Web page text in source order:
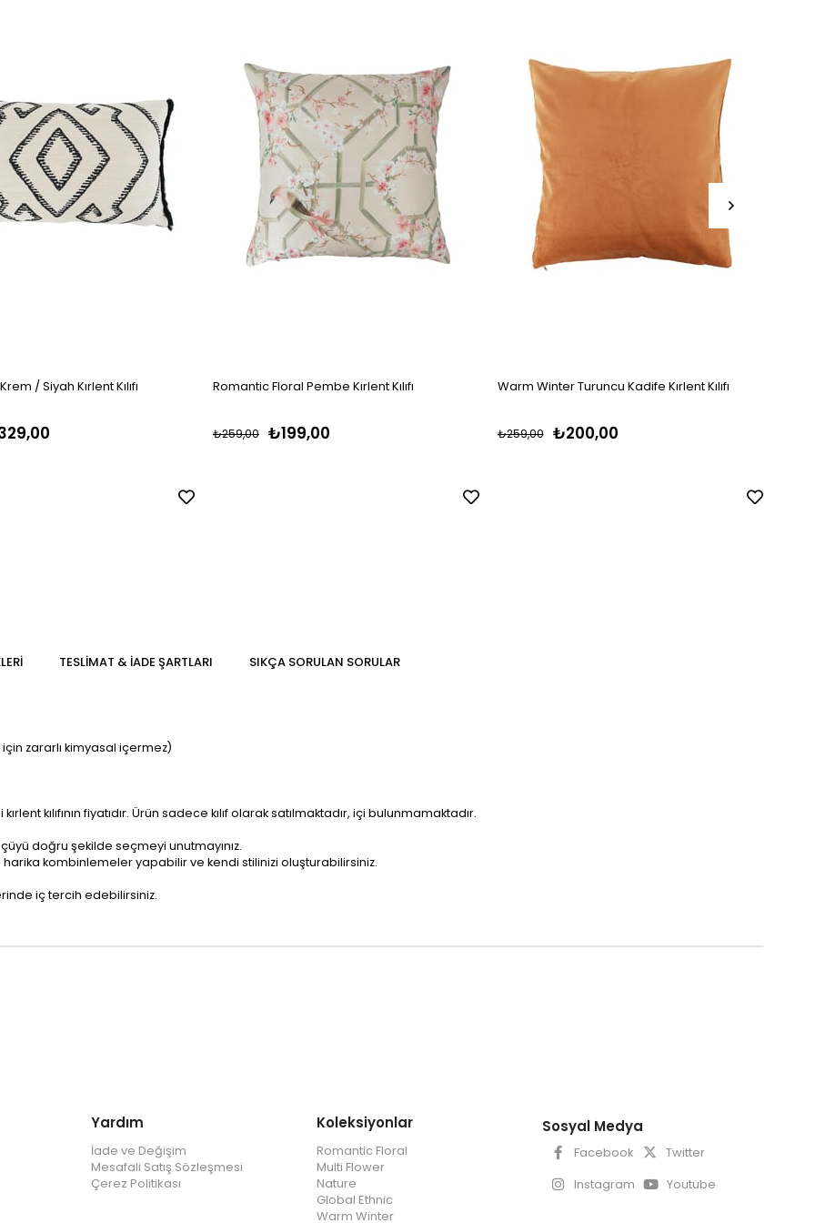
/ Siyah Kırlent Kılıfı Romantic Floral Pembe Kırlent Kılıfı
₺199,00
₺259,00
Warm Winter Turuncu Kadife Kırlent Kılıfı
₺200,00
₺259,00
TESLIMAT & İADE ŞARTLARI SIKÇA SORULAN SORULAR
zararlı kimyasal içermez)
kılıfının fiyatıdır. Ürün sadece kılıf olarak satılmaktadır, içi bulunmamaktadır.
doğru şekilde seçmeyi unutmayınız.
kombinlemeler yapabilir ve kendi stilinizi oluşturabilirsiniz.
iç tercih edebilirsiniz.
Yardım
İade ve Değişim
Mesafali Satış Sözleşmesi
Çerez Politikası
Koleksiyonlar
Romantic Floral
Multi Flower
Nature
Global Ethnic
Warm Winter
Sosyal Medya
Facebook
Twitter
Instagram
Youtube